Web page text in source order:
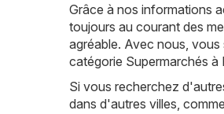
Grâce à nos informations
toujours au courant des
agréable. Avec nous,
catégorie Supermarchés à
Si vous recherchez
dans d'autres villes, comme